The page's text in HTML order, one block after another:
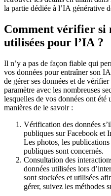
la partie dédiée à l’IA générative
Comment vérifier si
utilisées pour l’IA ?
Il n’y a pas de façon fiable qui
vos données pour entraîner son
de gérer ses données et de
paramètre avec les nombreuses
lesquelles de vos données ont été
manières de le savoir :
Vérification des données
publiques sur Facebook et
Les photos, les
publiques sont concernés.
Consultation des
données utilisées lors
sont stockées et utilisées
gérer, suivez les méthodes